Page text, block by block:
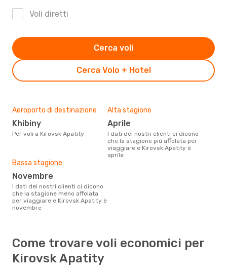
Voli diretti
Cerca Volo + Hotel
Cerca voli
Aeroporto di destinazione
Khibiny
Per voli a Kirovsk Apatity
Alta stagione
aprile
I dati dei nostri clienti ci dicono
che la stagione più affolata per
viaggiare e Kirovsk Apatity è
aprile
Bassa stagione
novembre
I dati dei nostri clienti ci dicono
che la stagione meno affolata
per viaggiare e Kirovsk Apatity è
novembre
Come trovare voli economici per
Kirovsk Apatity